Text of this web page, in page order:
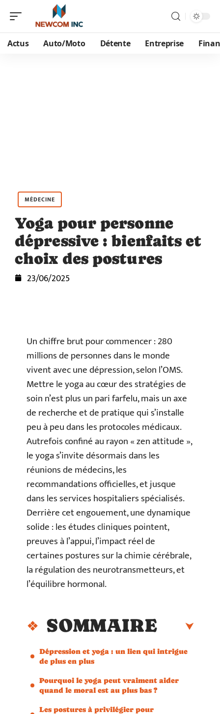
Actus Auto/Moto Détente Entreprise
MÉDECINE
Yoga pour personne
dépressive : bienfaits et
choix des postures
23/06/2025
Un chiffre brut pour commencer : 280
millions de personnes dans le monde
vivent avec une dépression, selon l’OMS.
Mettre le yoga au cœur des stratégies de
soin n’est plus un pari farfelu, mais un axe
de recherche et de pratique qui s’installe
peu à peu dans les protocoles médicaux.
Autrefois confiné au rayon « zen attitude »,
le yoga s’invite désormais dans les
réunions de médecins, les
recommandations officielles, et jusque
dans les services hospitaliers spécialisés.
Derrière cet engouement, une dynamique
solide : les études cliniques pointent,
preuves à l’appui, l’impact réel de
certaines postures sur la chimie cérébrale,
la régulation des neurotransmetteurs, et
l’équilibre hormonal.
SOMMAIRE
Dépression et yoga : un lien qui intrigue
de plus en plus
Pourquoi le yoga peut vraiment aider
quand le moral est au plus bas ?
Les postures à privilégier pour